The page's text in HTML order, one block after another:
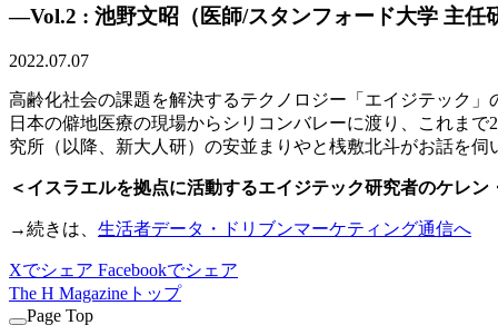
―Vol.2 : 池野文昭（医師/スタンフォード大学 主任
2022.07.07
高齢化社会の課題を解決するテクノロジー「エイジテック
日本の僻地医療の現場からシリコンバレーに渡り、これま
究所（以降、新大人研）の安並まりやと桟敷北斗がお話を伺
＜イスラエルを拠点に活動するエイジテック研究者のケレ
→続きは、 生活者データ・ドリブンマーケティング通信へ
Xでシェア Facebookでシェア
The H Magazineトップ
Page Top